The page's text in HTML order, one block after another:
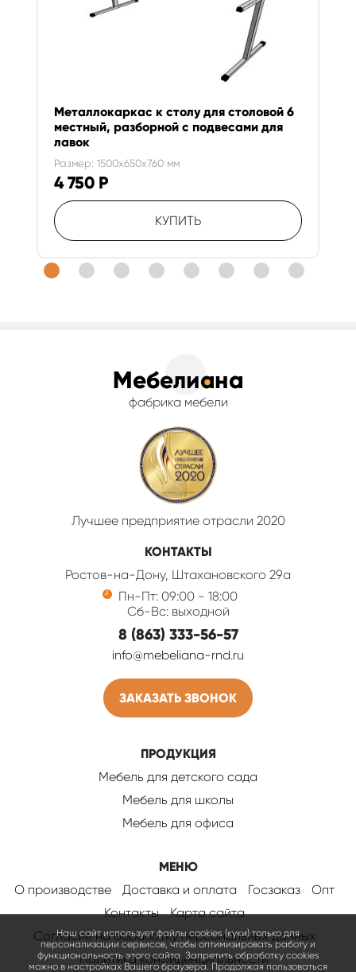
Металлокаркас к столу для столовой 6
местный, разборной с подвесами для
лавок
Размер: 1500x650x760 мм
4 750 Р
КУПИТЬ
фабрика мебели
Лучшее предприятие отрасли 2020
КОНТАКТЫ
Ростов-на-Дону, Штахановского 29а
Пн-Пт: 09:00 - 18:00
Сб-Вс: выходной
8 (863) 333-56-57
info@mebeliana-rnd.ru
ЗАКАЗАТЬ ЗВОНОК
ПРОДУКЦИЯ
Мебель для детского сада
Мебель для школы
Мебель для офиса
МЕНЮ
О производстве
Доставка и оплата Госзаказ
Опт
Контакты
Карта сайта
Согласие на обработку персональных данных
Политика конфиденциальности
Наш сайт использует файлы cookies (куки) только для
персонализации сервисов, чтобы оптимизировать работу и
функциональность этого сайта. Запретить обработку cookies
можно в настройках Вашего браузера. Продолжая пользоваться